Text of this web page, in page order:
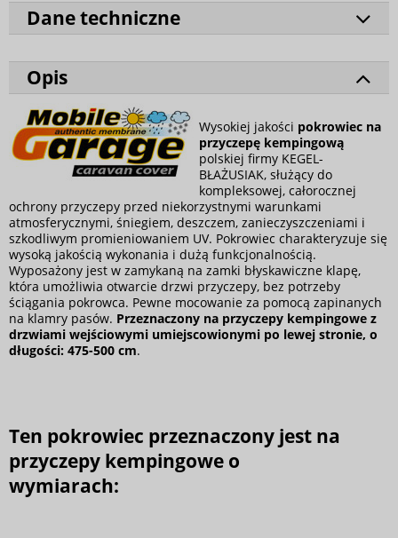
Dane techniczne
Opis
Wysokiej jakości pokrowiec na
przyczepę kempingową
polskiej firmy KEGEL-
BŁAŻUSIAK, służący do
kompleksowej, całorocznej
ochrony przyczepy przed niekorzystnymi warunkami
atmosferycznymi, śniegiem, deszczem, zanieczyszczeniami i
szkodliwym promieniowaniem UV. Pokrowiec charakteryzuje się
wysoką jakością wykonania i dużą funkcjonalnością.
Wyposażony jest w zamykaną na zamki błyskawiczne klapę,
która umożliwia otwarcie drzwi przyczepy, bez potrzeby
ściągania pokrowca. Pewne mocowanie za pomocą zapinanych
na klamry pasów. Przeznaczony na przyczepy kempingowe z
drzwiami wejściowymi umiejscowionymi po lewej stronie, o
długości: 475-500 cm.
Ten pokrowiec przeznaczony jest na
przyczepy kempingowe o
wymiarach: